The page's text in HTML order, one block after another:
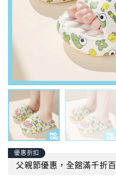
優惠折扣
父親節優惠，全館滿千折百